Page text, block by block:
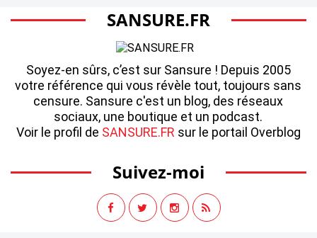
SANSURE.FR
Soyez-en sûrs, c’est sur Sansure ! Depuis 2005
votre référence qui vous révèle tout, toujours sans
censure. Sansure c'est un blog, des réseaux
sociaux, une boutique et un podcast.
Voir le profil de SANSURE.FR sur le portail Overblog
Suivez-moi